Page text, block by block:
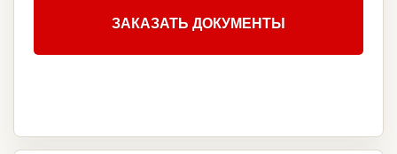
ЗАКАЗАТЬ ДОКУМЕНТЫ